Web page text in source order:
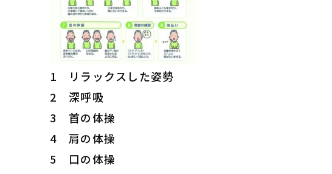
1 リラックスした姿勢
2 深呼吸
3 首の体操
4 肩の体操
5 口の体操